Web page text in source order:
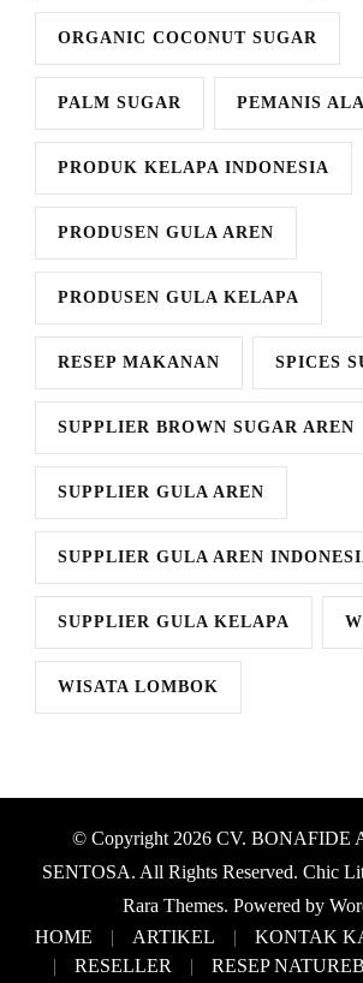
ORGANIC COCONUT SUGAR
PALM SUGAR PEMANIS
PRODUK KELAPA INDONESIA
PRODUSEN GULA AREN
PRODUSEN GULA KELAPA
RESEP MAKANAN SPICES
SUPPLIER BROWN SUGAR AREN
SUPPLIER GULA AREN
SUPPLIER GULA AREN
SUPPLIER GULA KELAPA
WISATA LOMBOK
© Copyright 2026 CV. BONAFIDE
SENTOSA. All Rights Reserved. Chic
Rara Themes. Powered by
HOME
ARTIKEL
KONTAK
RESELLER
RESEP